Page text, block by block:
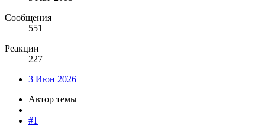
Сообщения
551
Реакции
227
3 Июн 2026
Автор темы
#1